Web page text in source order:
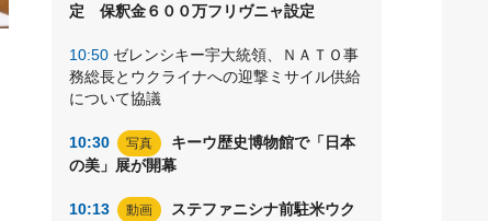
定 保釈金６００万フリヴニャ設定
10:50 ゼレンシキー宇大統領、ＮＡＴＯ事
務総長とウクライナへの迎撃ミサイル供給
について協議
10:30 写真
キーウ歴史博物館で「日本
の美」展が開幕
10:13 動画
ステファニシナ前駐米ウク